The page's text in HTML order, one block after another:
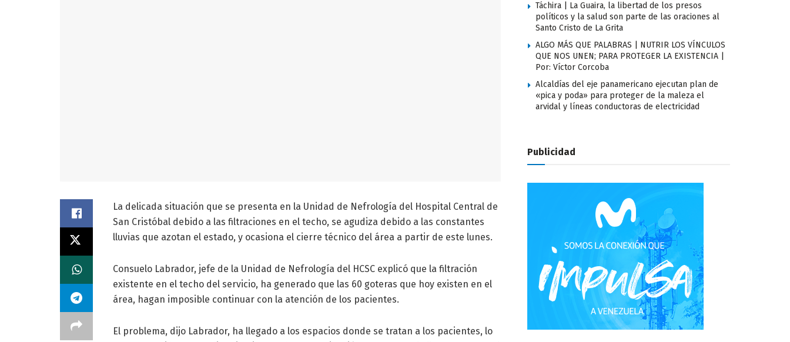
La delicada situación que se presenta en la Unidad de Nefrología del Hospital Central de
San Cristóbal debido a las filtraciones en el techo, se agudiza debido a las constantes
lluvias que azotan el estado, y ocasiona el cierre técnico del área a partir de este lunes.
Consuelo Labrador, jefe de la Unidad de Nefrología del HCSC explicó que la filtración
existente en el techo del servicio, ha generado que las 60 goteras que hoy existen en el
área, hagan imposible continuar con la atención de los pacientes.
El problema, dijo Labrador, ha llegado a los espacios donde se tratan a los pacientes, lo
Táchira | La Guaira, la libertad de los presos
políticos y la salud son parte de las oraciones al
Santo Cristo de La Grita
ALGO MÁS QUE PALABRAS | NUTRIR LOS VÍNCULOS
QUE NOS UNEN; PARA PROTEGER LA EXISTENCIA |
Por: Víctor Corcoba
Alcaldías del eje panamericano ejecutan plan de
«pica y poda» para proteger de la maleza el
arvidal y líneas conductoras de electricidad
Publicidad